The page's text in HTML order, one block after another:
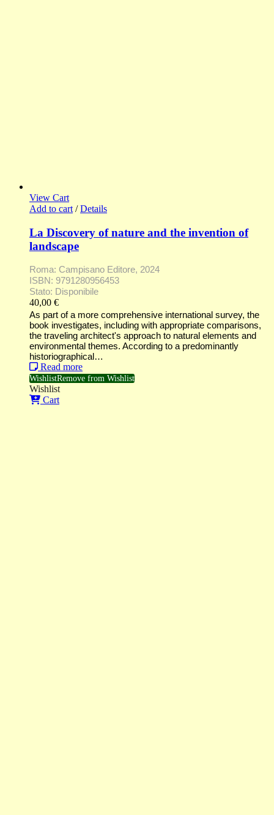
View Cart
Add to cart / Details
La Discovery of nature and the invention of
landscape
Roma: Campisano Editore, 2024
ISBN: 9791280956453
Stato: Disponibile
40,00 €
As part of a more comprehensive international survey, the
book investigates, including with appropriate comparisons,
the traveling architect's approach to natural elements and
environmental themes. According to a predominantly
historiographical…
Read more
WishlistRemove from Wishlist
Wishlist
Cart